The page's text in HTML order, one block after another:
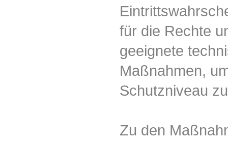
für die Rechte
geeignete
Maßnahmen,
Schutzniveau
Zu den